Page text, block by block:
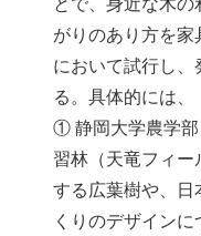
がりのあり方を
において試行し
る。具体的には、
① 静岡大学農学
習林（天竜フィ
する広葉樹や、
くりのデザインに